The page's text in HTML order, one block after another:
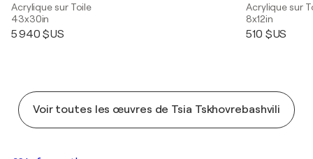
Acrylique sur Toile
43x30in
5 940 $US
Acrylique sur
8x12in
510 $US
Voir toutes les œuvres de Tsia Tskhovrebashvili